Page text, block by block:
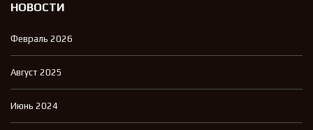
НОВОСТИ
Февраль 2026
Август 2025
Июнь 2024